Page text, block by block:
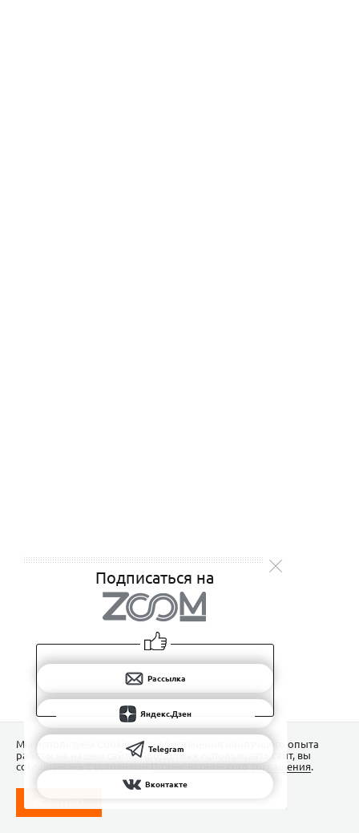
Подписаться на
Рассылка
Яндекс.Дзен
Telegram
Вконтакте
Мы используем Сookies для обеспечения наилучшего опыта
работы на нашем сайте. Продолжая использовать сайт, вы
соглашаетесь с условиямиПользовательского соглашения.
ПОНЯТНО